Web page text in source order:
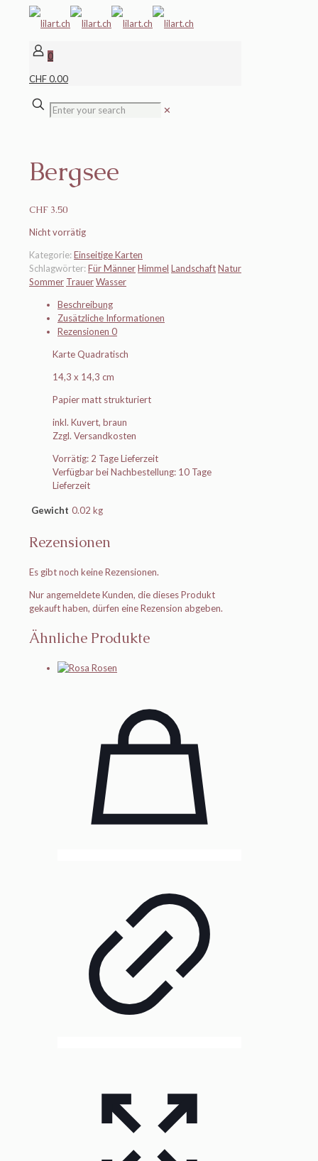
0
CHF 0.00
✕
Bergsee
CHF 3.50
Nicht vorrätig
Kategorie:Einseitige Karten
Schlagwörter:Für MännerHimmel LandschaftNatur
Sommer TrauerWasser
Beschreibung
Zusätzliche Informationen
Rezensionen 0
Karte Quadratisch
14,3 x 14,3 cm
Papier matt strukturiert
inkl. Kuvert, braun
Zzgl. Versandkosten
Vorrätig: 2 Tage Lieferzeit
Verfügbar bei Nachbestellung: 10 Tage
Lieferzeit
Gewicht 0.02 kg
Rezensionen
Es gibt noch keine Rezensionen.
Nur angemeldete Kunden, die dieses Produkt
gekauft haben, dürfen eine Rezension abgeben.
Ähnliche Produkte